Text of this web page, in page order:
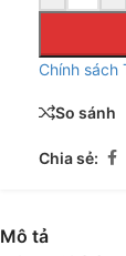
Chính sách
So sánh
Chia sẻ:
Mô tả